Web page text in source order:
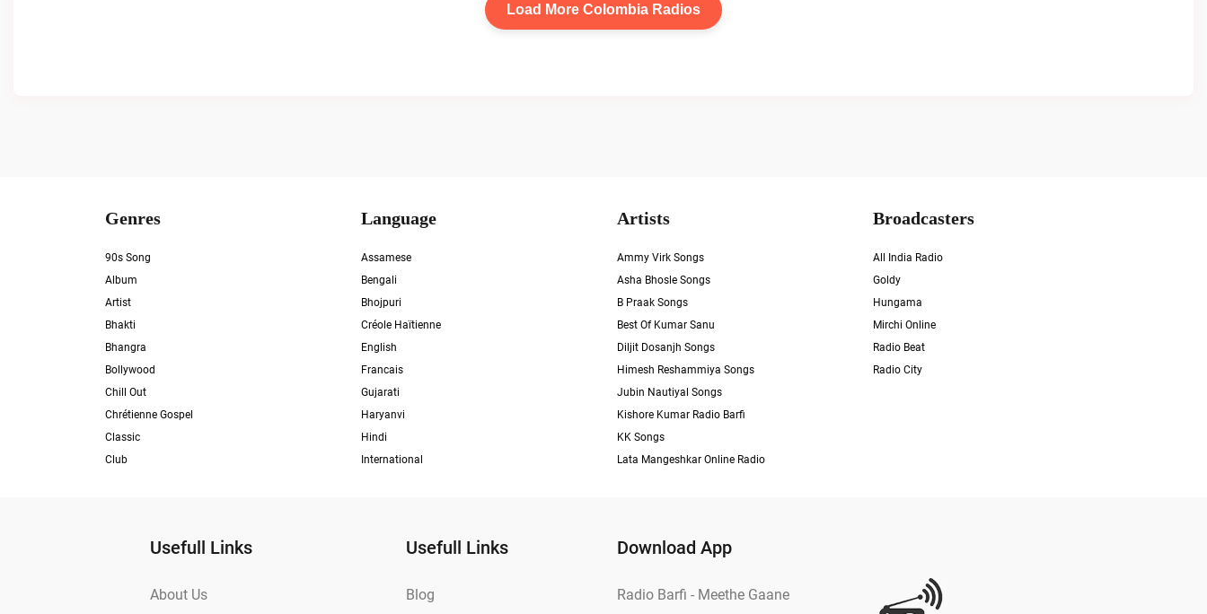
Load More Colombia Radios
Genres
90s Song
Album
Artist
Bhakti
Bhangra
Bollywood
Chill Out
Chrétienne Gospel
Classic
Club
Language
Assamese
Bengali
Bhojpuri
Créole Haïtienne
English
Francais
Gujarati
Haryanvi
Hindi
International
Artists
Ammy Virk Songs
Asha Bhosle Songs
B Praak Songs
Best Of Kumar Sanu
Diljit Dosanjh Songs
Himesh Reshammiya Songs
Jubin Nautiyal Songs
Kishore Kumar Radio Barfi
KK Songs
Lata Mangeshkar Online Radio
Broadcasters
All India Radio
Goldy
Hungama
Mirchi Online
Radio Beat
Radio City
Usefull Links
About Us
Usefull Links
Blog
Download App
Radio Barfi - Meethe Gaane